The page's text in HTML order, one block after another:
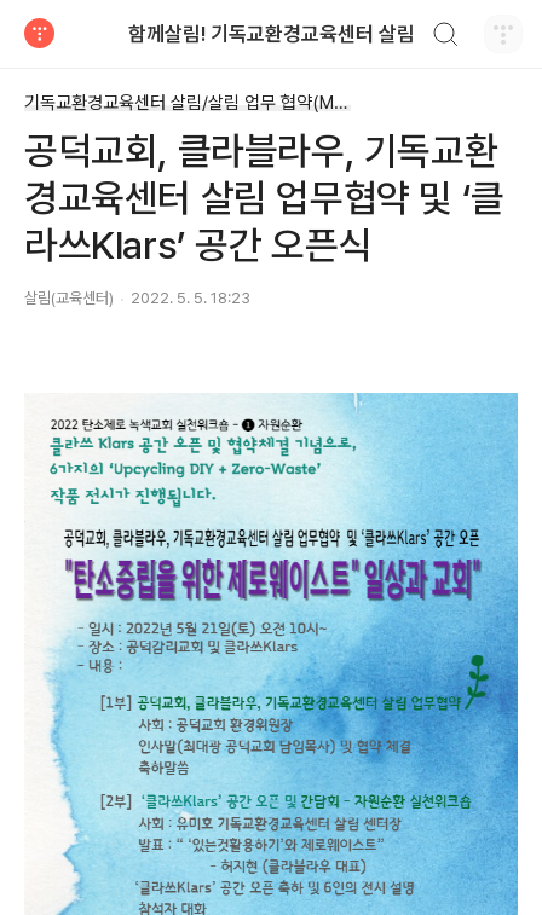
함께살림! 기독교환경교육센터 살림
기독교환경교육센터 살림/살림 업무 협약(MOU)
공덕교회, 클라블라우, 기독교환
경교육센터 살림 업무협약 및 ‘클
라쓰Klars’ 공간 오픈식
살림(교육센터) 2022. 5. 5. 18:23